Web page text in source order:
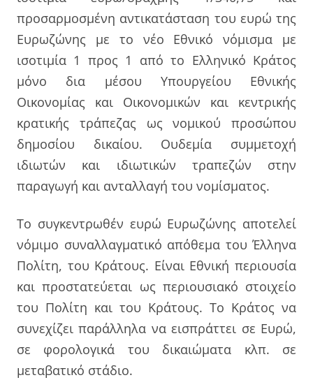
προσαρμοσμένη αντικατάσταση του ευρώ της
Ευρωζώνης με το νέο Εθνικό νόμισμα με
ισοτιμία 1 προς 1 από το Ελληνικό Κράτος
μόνο δια μέσου Υπουργείου Εθνικής
Οικονομίας και Οικονομικών και κεντρικής
κρατικής τράπεζας ως νομικού προσώπου
δημοσίου δικαίου. Ουδεμία συμμετοχή
ιδιωτών και ιδιωτικών τραπεζών στην
παραγωγή και ανταλλαγή του νομίσματος.
Το συγκεντρωθέν ευρώ Ευρωζώνης αποτελεί
νόμιμο συναλλαγματικό απόθεμα του Έλληνα
Πολίτη, του Κράτους. Είναι Εθνική περιουσία
και προστατεύεται ως περιουσιακό στοιχείο
του Πολίτη και του Κράτους. Το Κράτος να
συνεχίζει παράλληλα να εισπράττει σε Ευρώ,
σε φορολογικά του δικαιώματα κλπ. σε
μεταβατικό στάδιο.